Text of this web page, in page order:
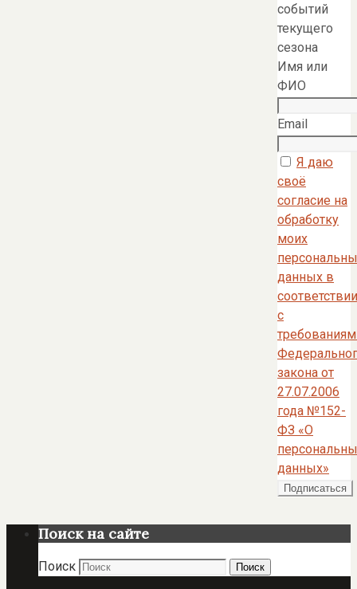
событий
текущего
сезона
Имя или
ФИО
Email
Я даю
своё
согласие на
обработку
моих
данных в
соответствии
с
закона от
27.07.2006
года №152-
ФЗ «О
данных»
Поиск на сайте
Поиск Поиск